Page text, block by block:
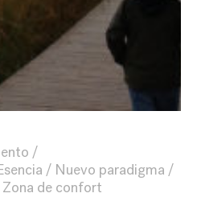
Nuevo paradigma
Zona de confort